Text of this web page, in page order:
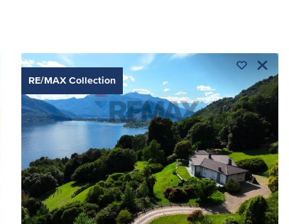
RE/MAX Collection